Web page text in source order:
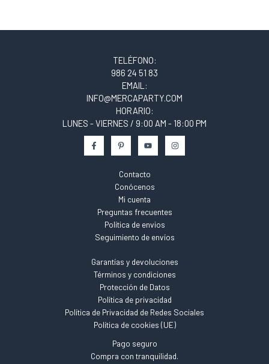
TELÉFONO:
986 24 51 83
EMAIL:
INFO@MERCAPARTY.COM
HORARIO:
LUNES - VIERNES / 9:00 AM - 18:00 PM
Contacto
Conócenos
Mi cuenta
Preguntas frecuentes
Política de envios
Seguimiento de envíos
Garantías y devoluciones
Términos y condiciones
Protección de Datos
Política de privacidad
Política de Privacidad de Redes Sociales
Política de cookies (UE)
Pago seguro
Compra con tranquilidad.